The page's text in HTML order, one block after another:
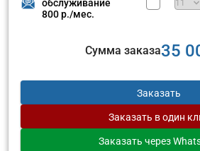
обслуживание
800 р./мес.
Сумма заказа35
Заказать
Заказать в один
Заказать через